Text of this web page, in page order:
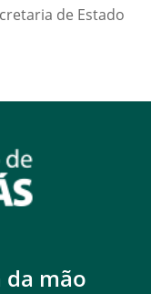
de Estado
da mão